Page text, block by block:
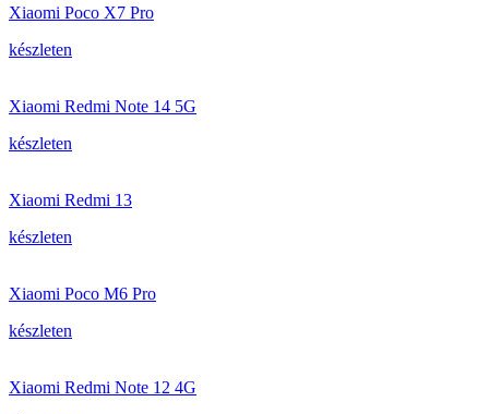
Xiaomi Poco X7 Pro
készleten
Xiaomi Redmi Note 14 5G
készleten
Xiaomi Redmi 13
készleten
Xiaomi Poco M6 Pro
készleten
Xiaomi Redmi Note 12 4G